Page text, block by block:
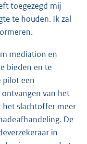
toegezegd mij
te houden. Ik zal
mediation en
bieden en te
pilot een
van het
slachtoffer meer
De
in